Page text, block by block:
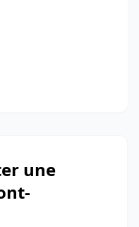
une